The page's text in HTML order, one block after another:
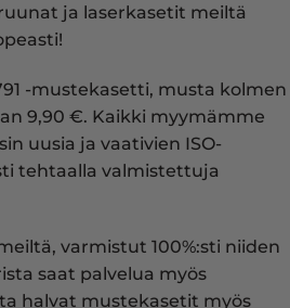
ja laserkasetit meiltä
-mustekasetti, musta kolmen
9,90 €. Kaikki myymämme
uusia ja vaativien ISO-
tehtaalla valmistettuja
varmistut 100%:sti niiden
saat palvelua myös
halvat mustekasetit myös